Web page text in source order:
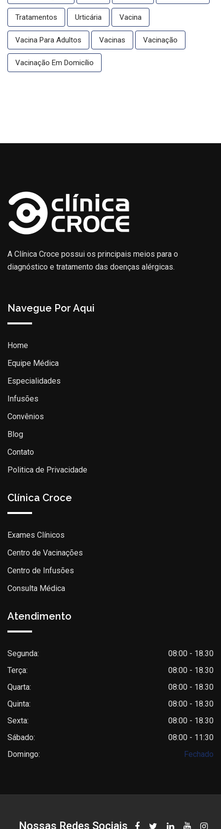
Tratamentos Urticária Vacina
Vacina Para Adultos Vacinas Vacinação
Vacinação Em Domicílio
A Clínica Croce possui os principais meios para o
diagnóstico e tratamento das doenças alérgicas.
Navegue Por Aqui
Home
Equipe Médica
Especialidades
Infusões
Convênios
Blog
Contato
Politica de Privacidade
Clínica Croce
Exames Clínicos
Centro de Vacinações
Centro de Infusões
Consulta Médica
Atendimento
Segunda:
08:00 - 18.30
Terça:
08:00 - 18.30
Quarta:
08:00 - 18.30
Quinta:
08:00 - 18.30
Sexta:
08:00 - 18.30
Sábado:
08:00 - 11:30
Domingo:
Fechado
Nossas Redes Sociais